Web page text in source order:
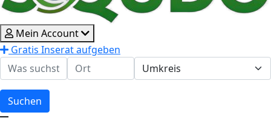
Mein Account
Gratis Inserat aufgeben
Suchen